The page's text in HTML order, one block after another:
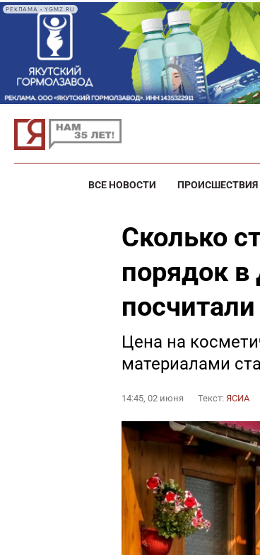
РЕКЛАМА • YGMZ.RU
ВСЕ НОВОСТИ ПРОИСШЕСТВИЯ
Сколько
порядок
Цена на
материалами
14:45, 02 июня Текст: ЯСИА